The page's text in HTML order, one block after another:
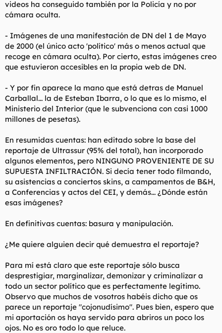
videos ha conseguido también por la Policía y no por
cámara oculta.
- Imágenes de una manifestación de DN del 1 de Mayo
de 2000 (el único acto 'político' más o menos actual que
recoge en cámara oculta). Por cierto, estas imágenes creo
que estuvieron accesibles en la propia web de DN.
- Y por fin aparece la mano que está detras de Manuel
Carballal... la de Esteban Ibarra, o lo que es lo mismo, el
Ministerio del Interior (que le subvenciona con casi 1000
millones de pesetas).
En resumidas cuentas: han editado sobre la base del
reportaje de Ultrassur (95% del total), han incorporado
algunos elementos, pero NINGUNO PROVENIENTE DE SU
SUPUESTA INFILTRACIÓN. Si decía tener todo filmando,
su asistencias a conciertos skins, a campamentos de B&H,
a Conferencias y actos del CEI, y demás... ¿Dónde están
esas imágenes?
En definitivas cuentas: basura y manipulación.
¿Me quiere alguien decir qué demuestra el reportaje?
Para mí está claro que este reportaje sólo busca
desprestigiar, marginalizar, demonizar y criminalizar a
todo un sector político que es perfectamente legítimo.
Observo que muchos de vosotros habéis dicho que os
parece un reportaje "cojonudísimo". Pues bien, espero que
mi aportación os haya servido para abriros un poco los
ojos. No es oro todo lo que reluce.